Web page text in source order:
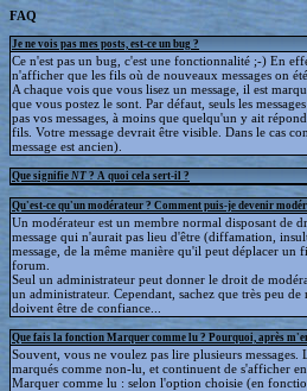
FAQ
Je ne vois pas mes posts, est-ce un bug ?
Ce n'est pas un bug, c'est une fonctionnalité ;-) En
n'afficher que les fils où de nouveaux messages on
A chaque vois que vous lisez un message, il est
que vous postez le sont. Par défaut, seuls les
pas vos messages, à moins que quelqu'un y ait
fils. Votre message devrait être visible. Dans le cas
message est ancien).
Que signifie NT ? A quoi cela sert-il ?
Qu'est-ce qu'un modérateur ? Comment puis-je devenir
Un modérateur est un membre normal disposant de
message qui n'aurait pas lieu d'être (diffamation,
message, de la même manière qu'il peut déplacer
forum.
Seul un administrateur peut donner le droit de
un administrateur. Cependant, sachez que très peu
doivent être de confiance...
Que fais la fonction Marquer comme lu ? Pourquoi, après
Souvent, vous ne voulez pas lire plusieurs messages.
marqués comme non-lu, et continuent de s'afficher
Marquer comme lu : selon l'option choisie (en